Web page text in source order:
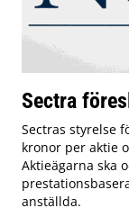
Sectra
Sectras styrelse
kronor per aktie
Aktieägarna ska
anställda.